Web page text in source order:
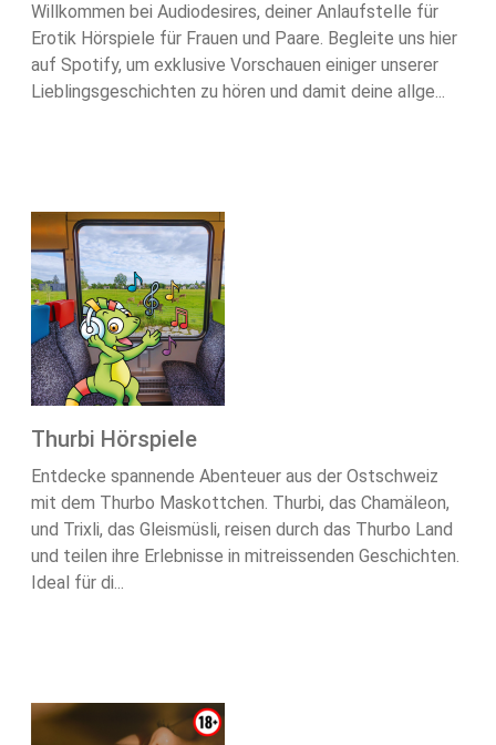
Willkommen bei Audiodesires, deiner Anlaufstelle für
Erotik Hörspiele für Frauen und Paare. Begleite uns hier
auf Spotify, um exklusive Vorschauen einiger unserer
Lieblingsgeschichten zu hören und damit deine allge...
Thurbi Hörspiele
Entdecke spannende Abenteuer aus der Ostschweiz
mit dem Thurbo Maskottchen. Thurbi, das Chamäleon,
und Trixli, das Gleismüsli, reisen durch das Thurbo Land
und teilen ihre Erlebnisse in mitreissenden Geschichten.
Ideal für di...